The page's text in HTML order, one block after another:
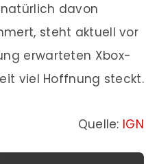
davon
steht aktuell vor
erwarteten Xbox-
viel Hoffnung steckt.
Quelle: IGN